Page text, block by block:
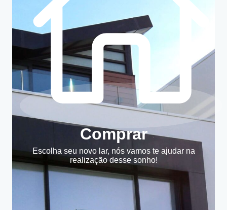
Comprar
Escolha seu novo lar, nós vamos te ajudar na
realização desse sonho!